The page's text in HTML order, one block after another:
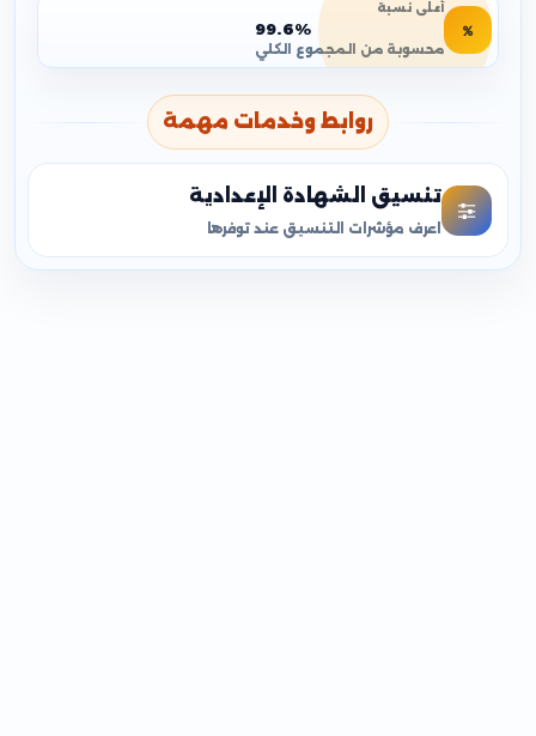
أعلى نسبة
99.6%
محسوبة من المجموع الكلي
روابط وخدمات مهمة
تنسيق الشهادة الإعدادية
اعرف مؤشرات التنسيق عند توفرها